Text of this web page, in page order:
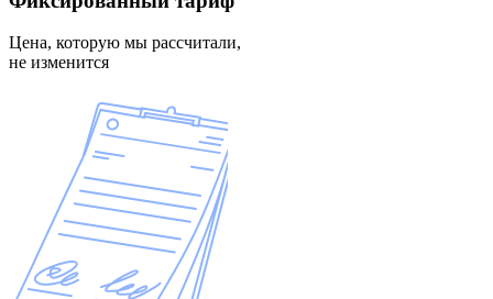
Цена, которую мы рассчитали,
не изменится